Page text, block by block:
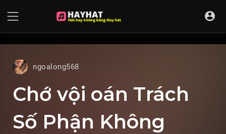
ngoalong568
Chớ vội oán Trách
Số Phận Không